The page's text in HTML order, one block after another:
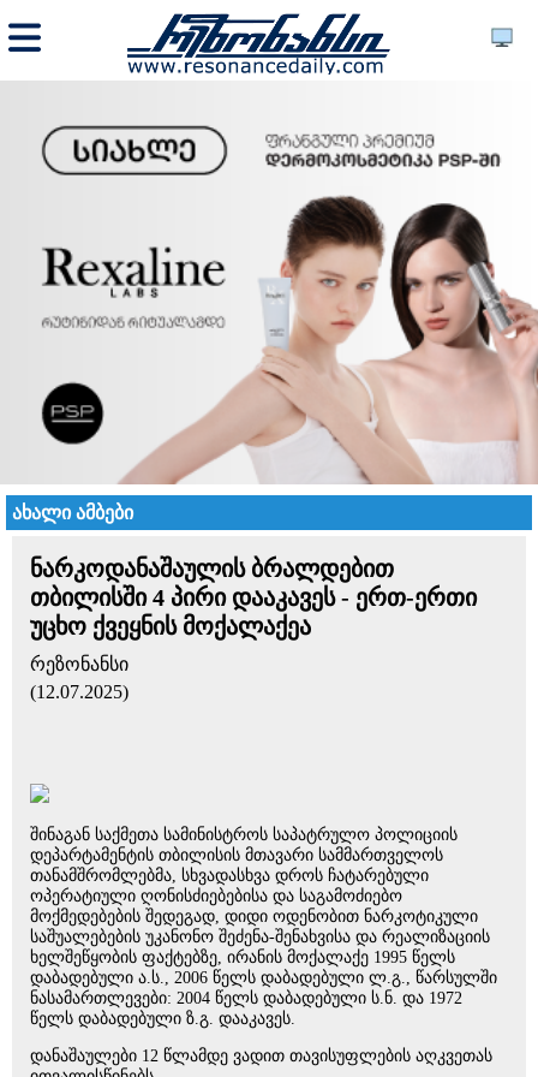
ახალი ამბები
ნარკოდანაშაულის ბრალდებით
თბილისში 4 პირი დააკავეს - ერთ-ერთი
უცხო ქვეყნის მოქალაქეა
რეზონანსი
(12.07.2025)
შინაგან საქმეთა სამინისტროს საპატრულო პოლიციის
დეპარტამენტის თბილისის მთავარი სამმართველოს
თანამშრომლებმა, სხვადასხვა დროს ჩატარებული
ოპერატიული ღონისძიებებისა და საგამოძიებო
მოქმედებების შედეგად, დიდი ოდენობით ნარკოტიკული
საშუალებების უკანონო შეძენა-შენახვისა და რეალიზაციის
ხელშეწყობის ფაქტებზე, ირანის მოქალაქე 1995 წელს
დაბადებული ა.ს., 2006 წელს დაბადებული ლ.გ., წარსულში
ნასამართლევები: 2004 წელს დაბადებული ს.ნ. და 1972
წელს დაბადებული ზ.გ. დააკავეს.
დანაშაულები 12 წლამდე ვადით თავისუფლების აღკვეთას